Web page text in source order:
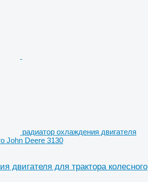
радиатор охлаждения двигателя
John Deere 3130
двигателя для трактора колесного